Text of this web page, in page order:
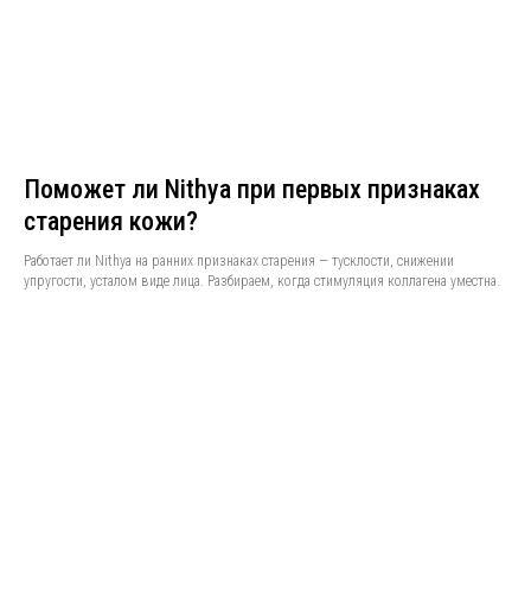
Поможет ли Nithya при первых признаках
старения кожи?
Работает ли Nithya на ранних признаках старения — тусклости, снижении
упругости, усталом виде лица. Разбираем, когда стимуляция коллагена уместна.